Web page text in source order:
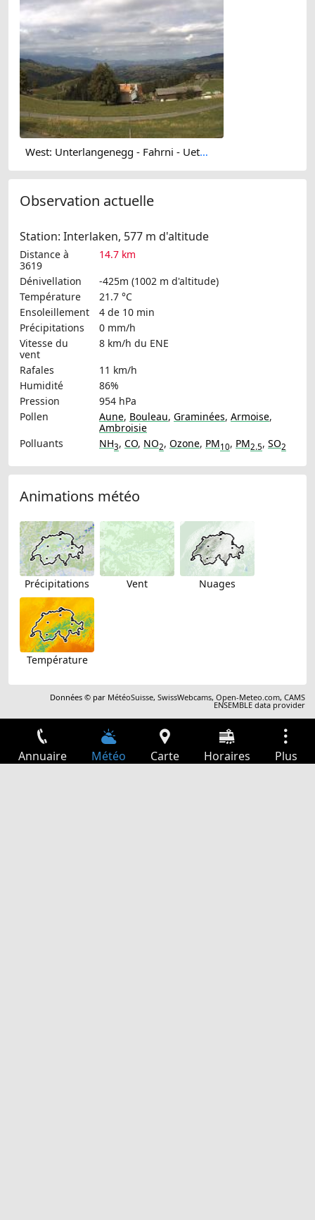
West: Unterlangenegg - Fahrni - Uetendorf - Schwarzenegg - Stockhorn - Riggisberg - Gurnigel Pass - Jura - Buchen
Observation actuelle
Station: Interlaken, 577 m d'altitude
Distance à
3619
14.7 km
Dénivellation
-425m (1002 m d'altitude)
Température
21.7 °C
Ensoleillement
4 de 10 min
Précipitations
0 mm/h
Vitesse du
vent
8 km/h du ENE
Rafales
11 km/h
Humidité
86%
Pression
954 hPa
Pollen
Aune, Bouleau, Graminées, Armoise,
Ambroisie
Polluants
NH3, CO, NO2, Ozone, PM10, PM2.5, SO2
Animations météo
Précipitations Vent Nuages
Température
Données © par MétéoSuisse,SwissWebcams,Open-Meteo.com,CAMS
ENSEMBLE data provider
Annuaire Météo Carte Horaires Plus